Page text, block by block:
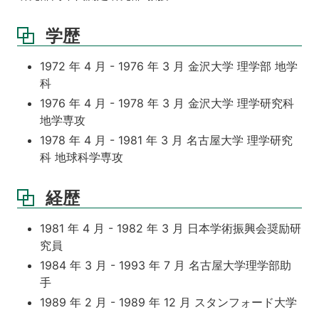
学歴
1972 年 4 月 - 1976 年 3 月 金沢大学 理学部 地学
科
1976 年 4 月 - 1978 年 3 月 金沢大学 理学研究科
地学専攻
1978 年 4 月 - 1981 年 3 月 名古屋大学 理学研究
科 地球科学専攻
経歴
1981 年 4 月 - 1982 年 3 月 日本学術振興会奨励研
究員
1984 年 3 月 - 1993 年 7 月 名古屋大学理学部助
手
1989 年 2 月 - 1989 年 12 月 スタンフォード大学